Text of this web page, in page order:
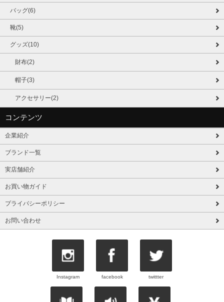
バッグ(6)
靴(5)
グッズ(10)
財布(2)
帽子(3)
アクセサリー(2)
コンテンツ
企業紹介
ブランド一覧
実店舗紹介
お買い物ガイド
プライバシーポリシー
お問い合わせ
Instagram facebook twittter